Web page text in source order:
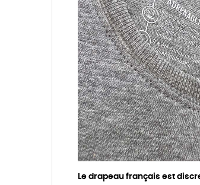
Le drapeau français est